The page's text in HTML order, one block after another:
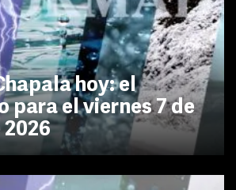
hoy: el
para el viernes 7 de